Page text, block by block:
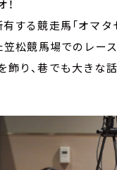
する競走馬「オマタ
松競馬場でのレー
飾り、巷でも大きな